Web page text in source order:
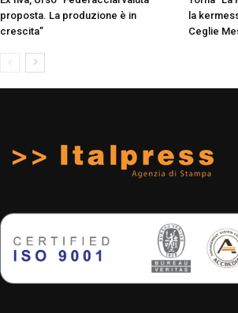
proposta. La produzione è in
crescita”
la
Ceglie